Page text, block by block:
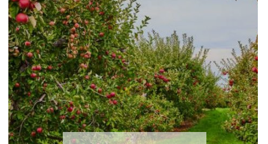
УЗНАЙТЕ
СТОИМОСТЬ
ВАШЕГО ПРОЕКТА